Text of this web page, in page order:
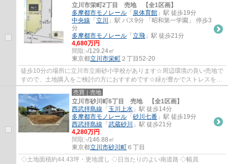
立川市栄町2丁目 売地 【全1区画】
多摩都市モノレール 「 泉体育館 」駅 徒歩19分
中央線 「 立川
」駅 バス9分 「昭和第一学園」 停歩3
分
多摩都市モノレール 「 立飛 」駅 徒歩21分
4,680万円
間取:-/129.24㎡
東京都立川市栄町 ２丁目52-20
徒歩10分の場所に立川市立南砂小学校があります☆周辺環境の良い売地で
すので、土地購入をご検討の方におすすめです☆緑が豊かでストレスを感
じにくい第一種低層住居専用地域はいかがで...
売買｜売地
立川市砂川町6丁目 売地 【全1区画】
西武拝島線 「 玉川上水 」駅 徒歩14分
多摩都市モノレール 「 砂川七番 」駅 徒歩19分
西武拝島線 「 武蔵砂川
」駅 徒歩21分
4,280万円
間取:-/146.88㎡
東京都立川市砂川町 ６丁目
◇土地面積約44.43坪・更地渡し ◇日当たりのよい南道路 ◇幅員